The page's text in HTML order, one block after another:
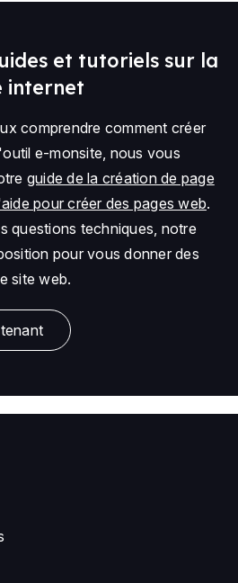
et tutoriels sur la
internet
comprendre comment créer
e-monsite, nous vous
guide de la création de page
pour créer des pages web.
questions techniques, notre
pour vous donner des
site web.